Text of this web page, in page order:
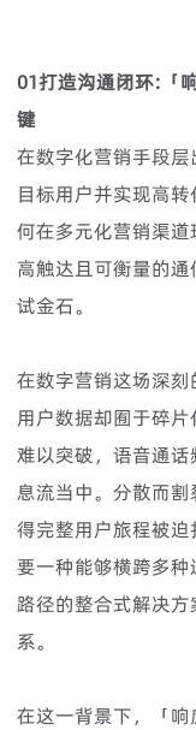
01打造沟通闭环:「
键
在数字化营销手段
目标用户并实现高
何在多元化营销渠道
高触达且可衡量的
试金石。
在数字营销这场深
用户数据却囿于碎
难以突破，语音通
息流当中。分散而
得完整用户旅程被
要一种能够横跨多
路径的整合式解决
系。
在这一背景下，「